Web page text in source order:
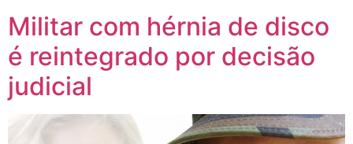
Militar com hérnia de disco
é reintegrado por decisão
judicial